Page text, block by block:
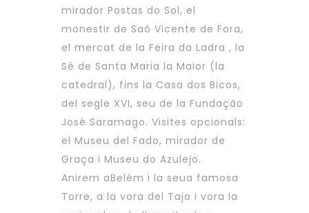
mirador Postas do Sol, el
monestir de Saõ Vicente de Fora,
el mercat de la Feira da Ladra , la
Sé de Santa Maria la Maior (la
catedral), fins la Casa dos Bicos,
del segle XVI, seu de la Fundação
José Saramago. Visites opcionals:
el Museu del Fado, mirador de
Graça i Museu do Azulejo.
Anirem aBelém i la seua famosa
Torre, a la vora del Tajo i vora la